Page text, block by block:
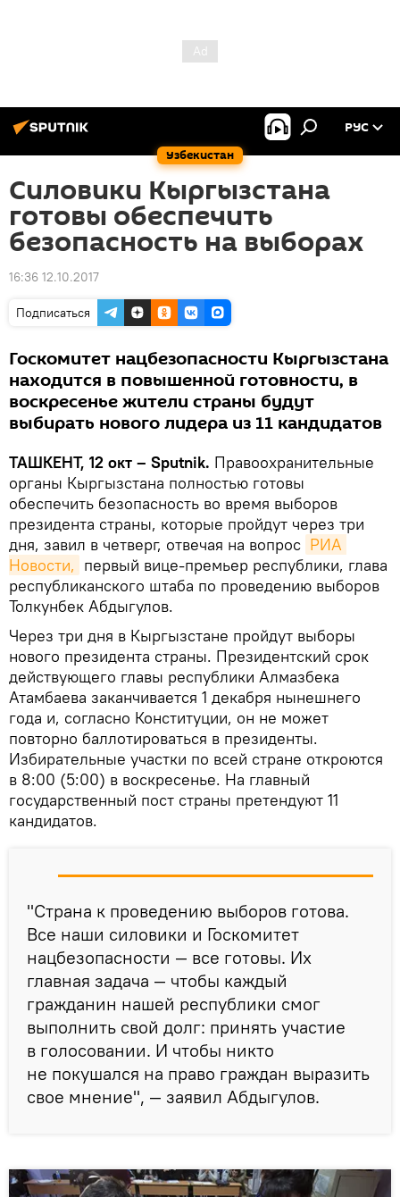
Узбекистан
РУС
Силовики Кыргызстана
готовы обеспечить
безопасность на выборах
16:36 12.10.2017
Подписаться
Госкомитет нацбезопасности Кыргызстана
находится в повышенной готовности, в
воскресенье жители страны будут
выбирать нового лидера из 11 кандидатов
ТАШКЕНТ, 12 окт – Sputnik. Правоохранительные
органы Кыргызстана полностью готовы
обеспечить безопасность во время выборов
президента страны, которые пройдут через три
дня, завил в четверг, отвечая на вопрос РИА
Новости, первый вице-премьер республики, глава
республиканского штаба по проведению выборов
Толкунбек Абдыгулов.
Через три дня в Кыргызстане пройдут выборы
нового президента страны. Президентский срок
действующего главы республики Алмазбека
Атамбаева заканчивается 1 декабря нынешнего
года и, согласно Конституции, он не может
повторно баллотироваться в президенты.
Избирательные участки по всей стране откроются
в 8:00 (5:00) в воскресенье. На главный
государственный пост страны претендуют 11
кандидатов.
"Страна к проведению выборов готова.
Все наши силовики и Госкомитет
нацбезопасности — все готовы. Их
главная задача — чтобы каждый
гражданин нашей республики смог
выполнить свой долг: принять участие
в голосовании. И чтобы никто
не покушался на право граждан выразить
свое мнение", — заявил Абдыгулов.